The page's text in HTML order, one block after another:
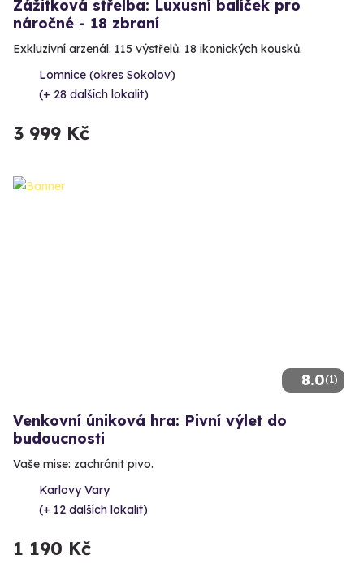
Zážitková střelba: Luxusní balíček pro
náročné - 18 zbraní
Exkluzivní arzenál. 115 výstřelů. 18 ikonických kousků.
Lomnice (okres Sokolov)
(+ 28 dalších lokalit)
3 999 Kč
8.0(1)
Venkovní úniková hra: Pivní výlet do
budoucnosti
Vaše mise: zachránit pivo.
Karlovy Vary
(+ 12 dalších lokalit)
1 190 Kč